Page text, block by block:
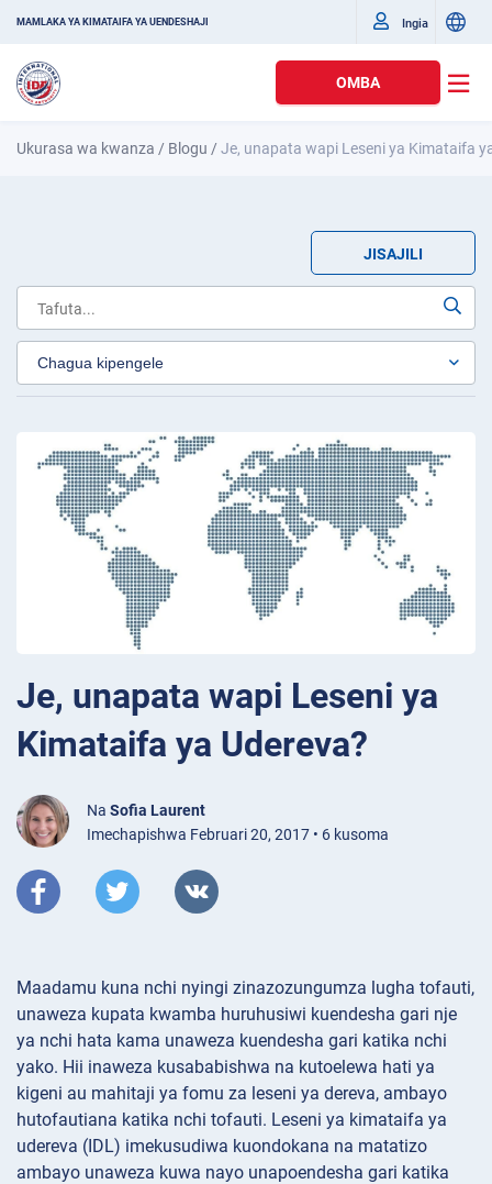
MAMLAKA YA KIMATAIFA YA UENDESHAJI Ingia
OMBA
Ukurasa wa kwanza / Blogu /Je, unapata wapi Leseni ya Kimataifa
JISAJILI
Je, unapata wapi Leseni ya
Kimataifa ya Udereva?
Na Sofia Laurent
Imechapishwa Februari 20, 2017 • 6 kusoma
Maadamu kuna nchi nyingi zinazozungumza lugha tofauti,
unaweza kupata kwamba huruhusiwi kuendesha gari nje
ya nchi hata kama unaweza kuendesha gari katika nchi
yako. Hii inaweza kusababishwa na kutoelewa hati ya
kigeni au mahitaji ya fomu za leseni ya dereva, ambayo
hutofautiana katika nchi tofauti. Leseni ya kimataifa ya
udereva (IDL) imekusudiwa kuondokana na matatizo
ambayo unaweza kuwa nayo unapoendesha gari katika